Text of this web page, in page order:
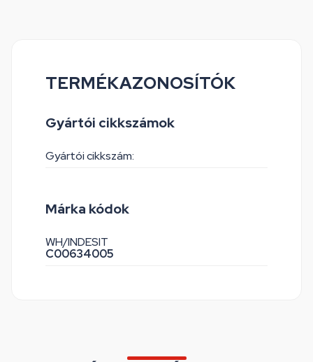
TERMÉKAZONOSÍTÓK
Gyártói cikkszámok
Gyártói cikkszám:
Márka kódok
WH/INDESIT
C00634005